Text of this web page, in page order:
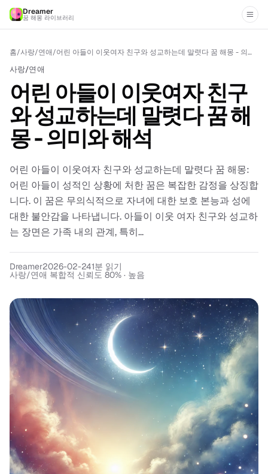
Dreamer
꿈 해몽 라이브러리
홈/사랑/연애/ 어린 아들이 이웃여자 친구와 성교하는데 말렷다 꿈 해몽 - 의미와 해석
사랑/연애
어린 아들이 이웃여자 친구
와 성교하는데 말렷다 꿈 해
몽 - 의미와 해석
어린 아들이 이웃여자 친구와 성교하는데 말렷다 꿈 해몽:
어린 아들이 성적인 상황에 처한 꿈은 복잡한 감정을 상징합
니다. 이 꿈은 무의식적으로 자녀에 대한 보호 본능과 성에
대한 불안감을 나타냅니다. 아들이 이웃 여자 친구와 성교하
는 장면은 가족 내의 관계, 특히...
Dreamer2026-02-241분 읽기
사랑/연애 복합적 신뢰도 80% · 높음